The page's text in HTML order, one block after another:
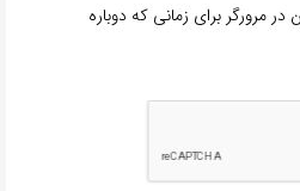
مرورگر برای زمانی که دوباره